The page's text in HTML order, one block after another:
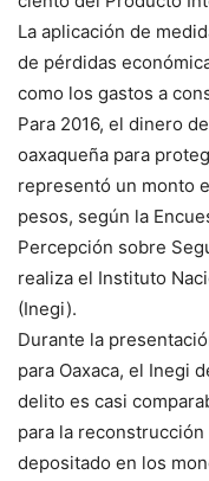
La aplicación de
de pérdidas
como los gastos a
Para 2016, el dinero
oaxaqueña para
representó un monto
pesos, según la
Percepción sobre
realiza el Instituto
(Inegi).
Durante la
para Oaxaca, el Inegi
delito es casi
para la
depositado en los